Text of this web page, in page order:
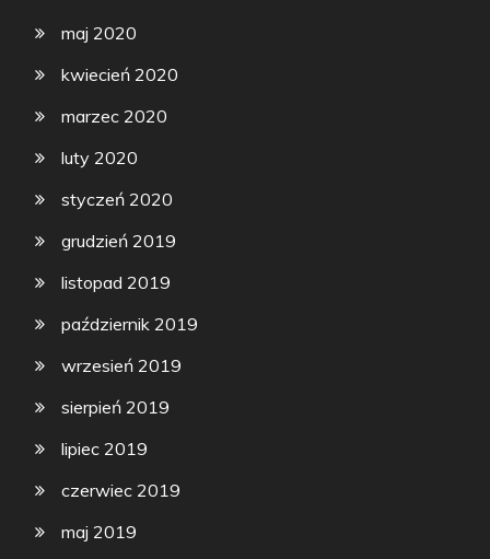
maj 2020
kwiecień 2020
marzec 2020
luty 2020
styczeń 2020
grudzień 2019
listopad 2019
październik 2019
wrzesień 2019
sierpień 2019
lipiec 2019
czerwiec 2019
maj 2019